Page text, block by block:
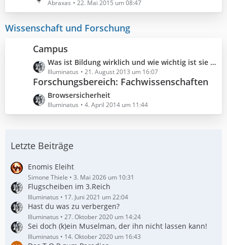
e
B
i
r
ä
g
e
t
t
e
B
e
i
t
r
ä
g
Abraxas 22. Mai 2015 um 08:47
Wissenschaft und Forschung
Campus
L
e
t
z
t
e
i
r
g
e
Was ist Bildung wirklich und wie wichtig ist sie uns?
Illuminatus 21. August 2013 um 16:07
Forschungsbereich: Fachwissenschaften
L
e
t
e
e
i
t
r
ä
g
e
Browsersicherheit
Illuminatus 4. April 2014 um 11:44
Letzte Beiträge
Enomis Eleiht
Simone Thiele 3. Mai 2026 um 10:31
Flugscheiben im 3.Reich
Illuminatus 17. Juni 2021 um 22:04
Hast du was zu verbergen?
Illuminatus 27. Oktober 2020 um 14:24
Sei doch (k)ein Muselman, der ihn nicht lassen kann!
Illuminatus 14. Oktober 2020 um 16:43